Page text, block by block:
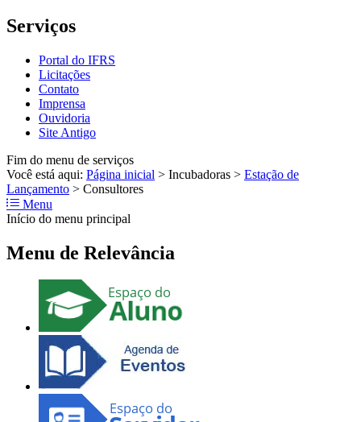
Serviços
Portal do IFRS
Licitações
Contato
Imprensa
Ouvidoria
Site Antigo
Fim do menu de serviços
Você está aqui: Página inicial > Incubadoras > Estação de
Lançamento > Consultores
Menu
Início do menu principal
Menu de Relevância